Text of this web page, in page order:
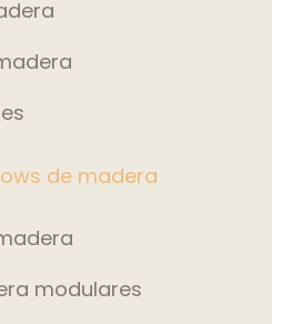
de madera
modulares